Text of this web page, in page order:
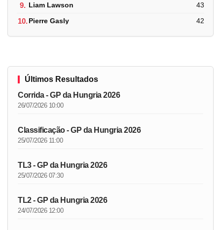
9. Liam Lawson 43
10.Pierre Gasly 42
Últimos Resultados
Corrida - GP da Hungria 2026
26/07/2026 10:00
Classificação - GP da Hungria 2026
25/07/2026 11:00
TL3 - GP da Hungria 2026
25/07/2026 07:30
TL2 - GP da Hungria 2026
24/07/2026 12:00